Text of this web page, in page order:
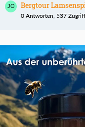
Bergtour
0 Antworten, 537